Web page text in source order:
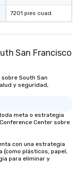
7201 pies cuad.
San Francisco
South San
y seguridad,
meta o estrategia
Center sobre
con una estrategia
(como plásticos, papel,
para eliminar y